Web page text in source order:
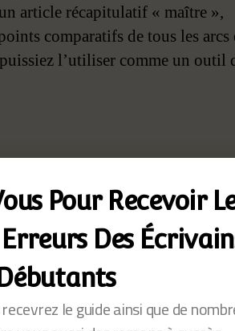
article récapitulatif « maître »,
comparatifs de tous les arcs
l’utiliser comme un outil
propres
de
Pour Recevoir
Erreurs Des
Débutants
le guide ainsi que de